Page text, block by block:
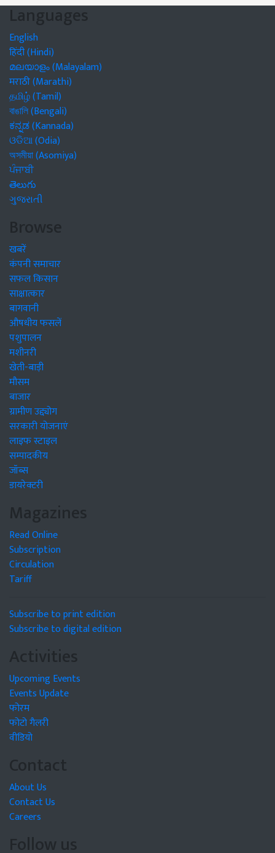
Languages
English
हिंदी (Hindi)
മലയാളം (Malayalam)
मराठी (Marathi)
தமிழ் (Tamil)
বাঙালি (Bengali)
ಕನ್ನಡ (Kannada)
ଓଡିଆ (Odia)
অসমীয়া (Asomiya)
ਪੰਜਾਬੀ
తెలుగు
ગુજરાતી
Browse
खबरें
कंपनी समाचार
सफल किसान
साक्षात्कार
बागवानी
औषधीय फसलें
पशुपालन
मशीनरी
खेती-बाड़ी
मौसम
बाजार
ग्रामीण उद्द्योग
सरकारी योजनाएं
लाइफ स्टाइल
सम्पादकीय
जॉब्स
डायरेक्टरी
Magazines
Read Online
Subscription
Circulation
Tariff
Subscribe to print edition
Subscribe to digital edition
Activities
Upcoming Events
Events Update
फोरम
फोटो गैलरी
वीडियो
Contact
About Us
Contact Us
Careers
Follow us